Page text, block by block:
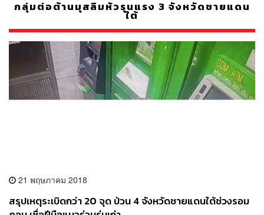
กลุ่มต่อต้านมุสลิมหัวรุนแรง 3 จังหวัดชายแดน
ใต้
21 พฤษภาคม 2018
สรุปเหตุระเบิดกว่า 20 จุด ป่วน 4 จังหวัดชายแดนใต้ช่วงรอม